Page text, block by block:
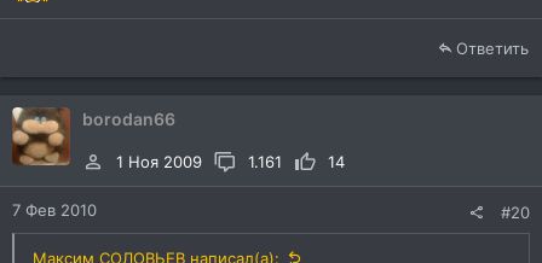
Ответить
borodan66
1 Ноя 2009 1.161 14
7 Фев 2010 #20
Максим СОЛОВЬЕВ написал(а):